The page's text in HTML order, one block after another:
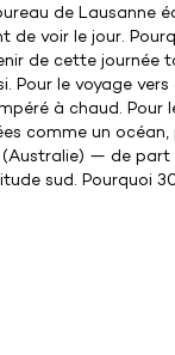
de Lausanne
voir le jour.
de cette journée
Pour le voyage
à chaud. Pour
comme un
— de part
sud. Pourquoi